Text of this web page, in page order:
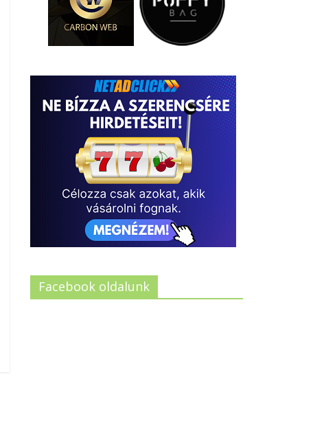
Facebook oldalunk